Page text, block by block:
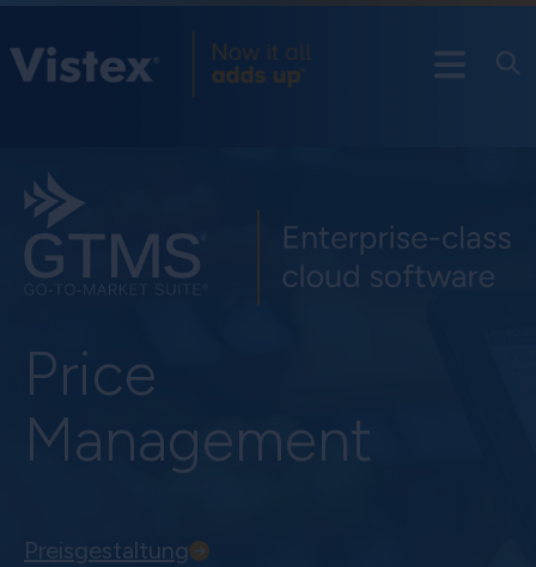
Price
Management
Preisgestaltung